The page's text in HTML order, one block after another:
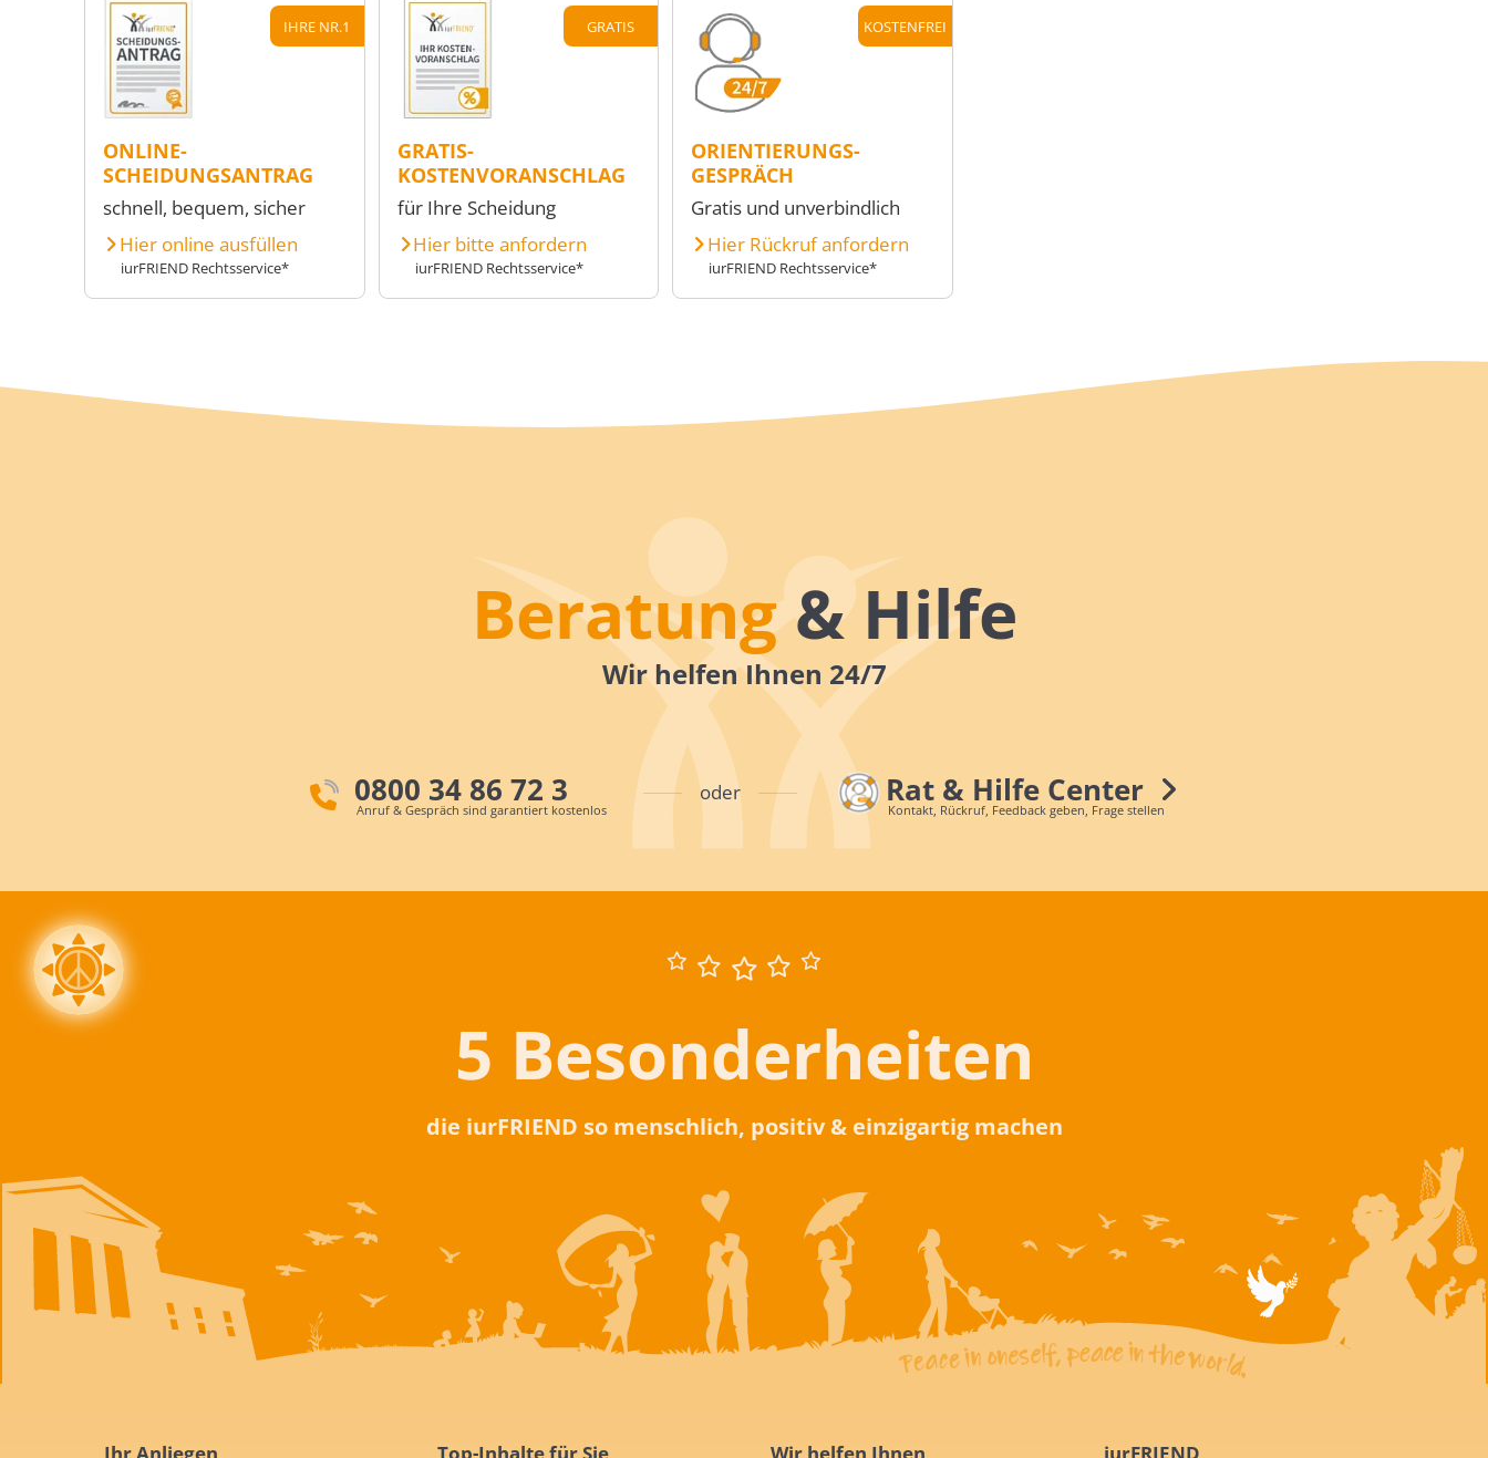
IHRE NR.1
ONLINE-
SCHEIDUNGSANTRAG
schnell, bequem, sicher
Hier online ausfüllen
iurFRIEND Rechtsservice*
GRATIS
GRATIS-
KOSTENVORANSCHLAG
für Ihre Scheidung
Hier bitte anfordern
iurFRIEND Rechtsservice*
KOSTENFREI
ORIENTIERUNGS-
GESPRÄCH
Gratis und unverbindlich
Hier Rückruf anfordern
iurFRIEND Rechtsservice*
Beratung& Hilfe
Wir helfen Ihnen 24/7
0800 34 86 72 3
Anruf & Gespräch sind garantiert kostenlos
oder Rat & Hilfe Center
Kontakt, Rückruf, Feedback geben, Frage stellen
5 Besonderheiten
die iurFRIEND so menschlich, positiv & einzigartig machen